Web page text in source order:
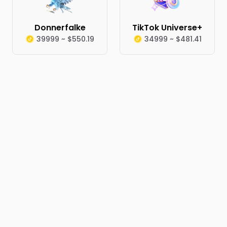
Donnerfalke
39999 ~ $550.19
TikTok Universe+
34999 ~ $481.41